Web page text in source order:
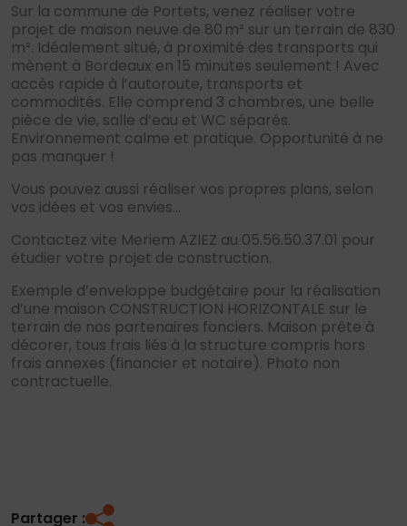
Sur la commune de Portets, venez réaliser votre
projet de maison neuve de 80 m² sur un terrain de 830
m². Idéalement situé, à proximité des transports qui
mènent à Bordeaux en 15 minutes seulement ! Avec
accès rapide à l’autoroute, transports et
commodités. Elle comprend 3 chambres, une belle
pièce de vie, salle d’eau et WC séparés.
Environnement calme et pratique. Opportunité à ne
pas manquer !
Vous pouvez aussi réaliser vos propres plans, selon
vos idées et vos envies…
Contactez vite Meriem AZIEZ au 05.56.50.37.01 pour
étudier votre projet de construction.
Exemple d’enveloppe budgétaire pour la réalisation
d’une maison CONSTRUCTION HORIZONTALE sur le
terrain de nos partenaires fonciers. Maison prête à
décorer, tous frais liés à la structure compris hors
frais annexes (financier et notaire). Photo non
contractuelle.
Partager :